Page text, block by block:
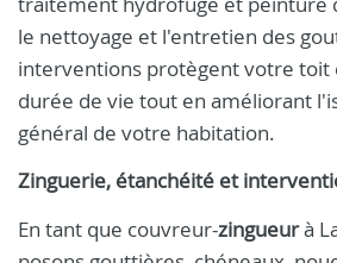
le nettoyage et l'entretien des
interventions protègent votre toit
durée de vie tout en améliorant
général de votre habitation.
Zinguerie, étanchéité et
En tant que couvreur-zingueurà